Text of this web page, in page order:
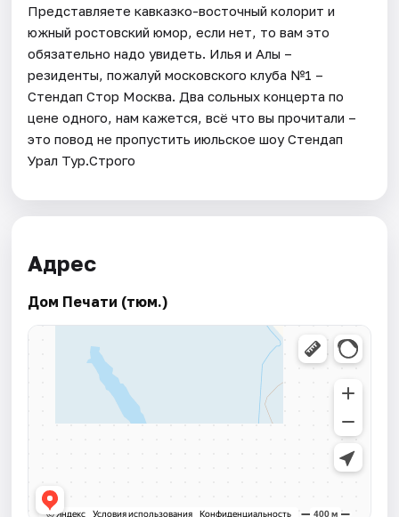
Представляете кавказко-восточный колорит и
южный ростовский юмор, если нет, то вам это
обязательно надо увидеть. Илья и Алы –
резиденты, пожалуй московского клуба №1 –
Стендап Стор Москва. Два сольных концерта по
цене одного, нам кажется, всё что вы прочитали –
это повод не пропустить июльское шоу Стендап
Урал Тур.Строго
Адрес
Дом Печати (тюм.)